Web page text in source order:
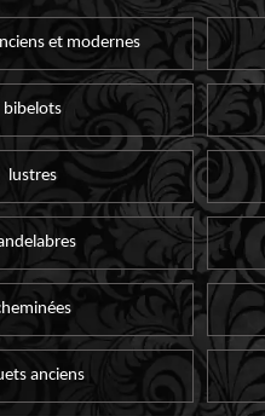
et modernes
bibelots
lustres
anciens